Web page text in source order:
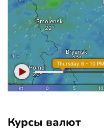
Курсы валют